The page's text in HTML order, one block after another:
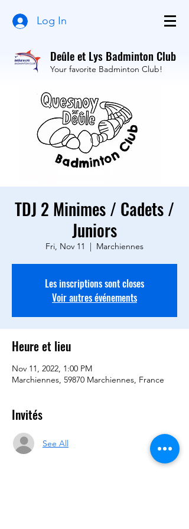
Log In
Deûle et Lys Badminton Club
Your favorite Badminton Club!
TDJ 2 Minimes / Cadets /
Juniors
Fri, Nov 11
  |
Marchiennes
Les inscriptions sont closes
Voir autres événements
Heure et lieu
Nov 11, 2022, 1:00 PM
Marchiennes, 59870 Marchiennes, France
Invités
See All